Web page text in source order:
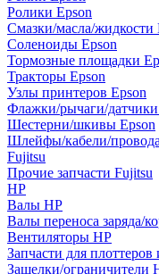
Ролики Epson
Смазки/масла/жидкости
Соленоиды Epson
Тормозные площадки
Тракторы Epson
Узлы принтеров Epson
Флажки/рычаги/датчики
Шестерни/шкивы Epson
Шлейфы/кабели/
Fujitsu
Прочие запчасти Fujitsu
HP
Валы HP
Валы переноса заряда/
Вентиляторы HP
Запчасти для
Защелки/ограничители